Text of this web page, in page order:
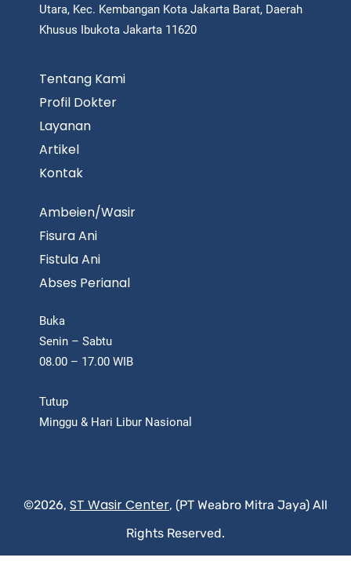
Utara, Kec. Kembangan Kota Jakarta Barat, Daerah
Khusus Ibukota Jakarta 11620
Tentang Kami
Profil Dokter
Layanan
Artikel
Kontak
Ambeien/Wasir
Fisura Ani
Fistula Ani
Abses Perianal
Buka
Senin – Sabtu
08.00 – 17.00 WIB
Tutup
Minggu & Hari Libur Nasional
©2026, ST Wasir Center, (PT Weabro Mitra Jaya) All
Rights Reserved.